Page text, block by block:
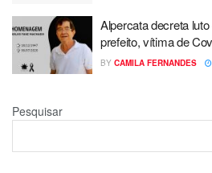
Alpercata decreta
prefeito, vítima de
BY CAMILA FERNANDES
Pesquisar